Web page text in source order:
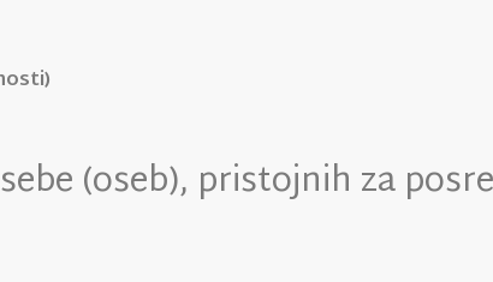
(oseb), pristojnih za